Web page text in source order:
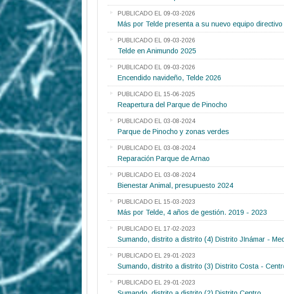
PUBLICADO EL 09-03-2026
Más por Telde presenta a su nuevo equipo directivo
PUBLICADO EL 09-03-2026
Telde en Animundo 2025
PUBLICADO EL 09-03-2026
Encendido navideño, Telde 2026
PUBLICADO EL 15-06-2025
Reapertura del Parque de Pinocho
PUBLICADO EL 03-08-2024
Parque de Pinocho y zonas verdes
PUBLICADO EL 03-08-2024
Reparación Parque de Arnao
PUBLICADO EL 03-08-2024
Bienestar Animal, presupuesto 2024
PUBLICADO EL 15-03-2023
Más por Telde, 4 años de gestión. 2019 - 2023
PUBLICADO EL 17-02-2023
Sumando, distrito a distrito (4) Distrito JInámar -
PUBLICADO EL 29-01-2023
Sumando, distrito a distrito (3) Distrito Costa -
PUBLICADO EL 29-01-2023